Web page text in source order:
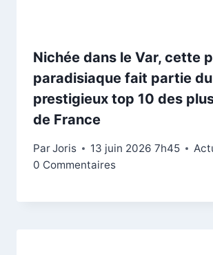
Nichée dans le Var, cette
paradisiaque fait partie du
prestigieux top 10 des
de France
ParJoris 13 juin 2026 7h45
0 Commentaires